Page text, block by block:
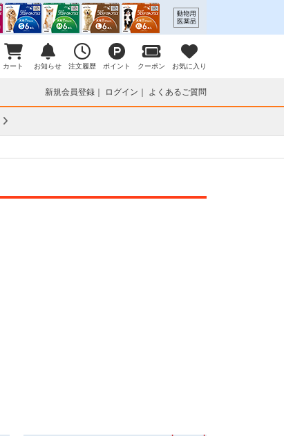
カート お知らせ 注文履歴 ポイント クーポン お気に入り
新規会員登録 ログイン よくあるご質問